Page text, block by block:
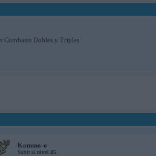
Combates Dobles y Triples.
Kommo-o
Subir al nivel 45 .